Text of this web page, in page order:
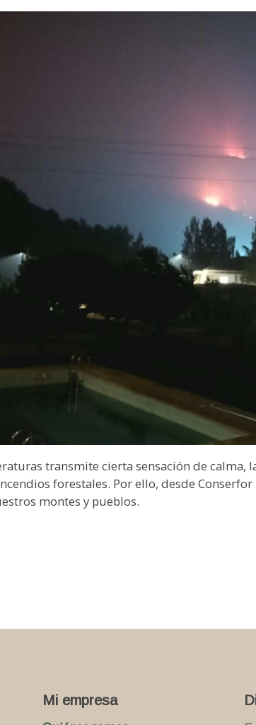
transmite cierta sensación de
forestales. Por ello, desde
montes y pueblos.
Mi empresa